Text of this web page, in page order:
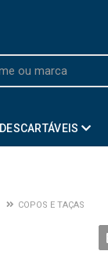
DESCARTÁVEIS
COPOS E TAÇAS